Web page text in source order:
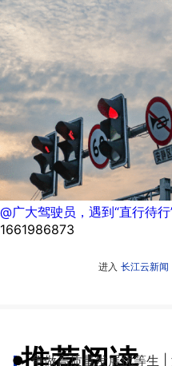
@广大驾驶员，遇到“直行待行
1661986873
进入 长江云新闻
●